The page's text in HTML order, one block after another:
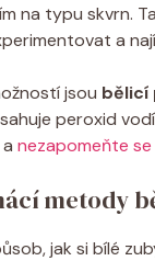
na typu skvrn.
a
jsou bělicí
peroxid
nezapomeňte
metody
jak si bílé